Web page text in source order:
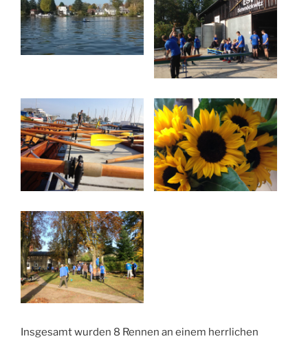
Insgesamt wurden 8 Rennen an einem herrlichen